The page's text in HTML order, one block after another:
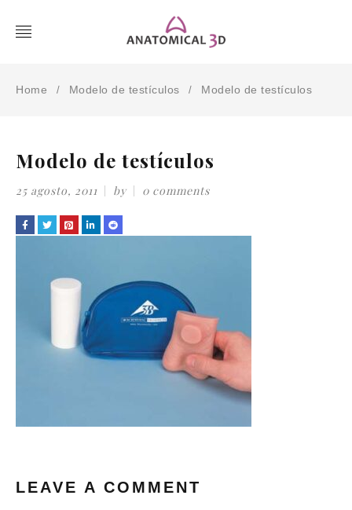
Home / Modelo de testículos / Modelo de testículos
Modelo de testículos
25 agosto, 2011 by 0 comments
LEAVE A COMMENT